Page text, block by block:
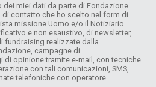
dei miei dati da parte di Fondazione
di contatto che ho scelto nel form di
missione Uomo e/o il Notiziario
e non esaustivo, di newsletter,
fundraising realizzate dalla
campagne di
opinione tramite e-mail, con tecniche
con tali comunicazioni, SMS,
telefoniche con operatore